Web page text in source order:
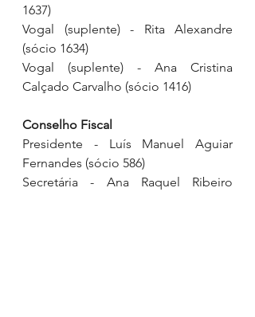
1637)
Vogal (suplente) - Rita Alexandre
(sócio 1634)
Vogal (suplente) - Ana Cristina
Calçado Carvalho (sócio 1416)
Conselho Fiscal
Presidente - Luís Manuel Aguiar
Fernandes (sócio 586)
Secretária - Ana Raquel Ribeiro